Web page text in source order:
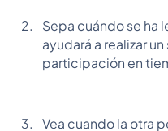
Sepa cuándo se ha
ayudará a realizar
participación en
Vea cuando la otra